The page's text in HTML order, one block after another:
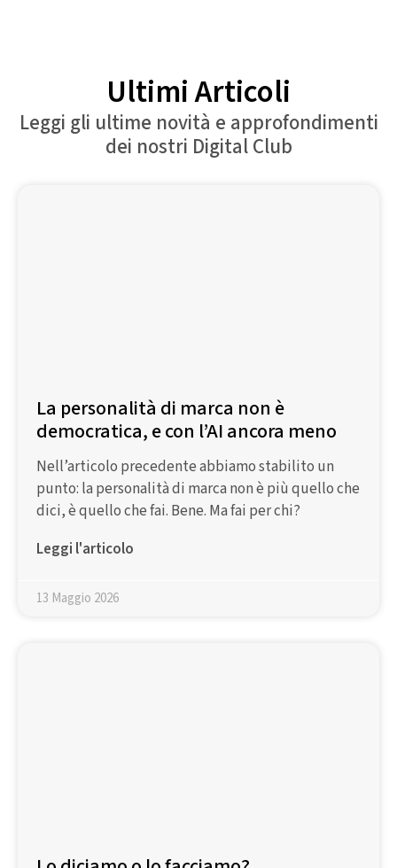
Ultimi Articoli
Leggi gli ultime novità e approfondimenti
dei nostri Digital Club
La personalità di marca non è
democratica, e con l’AI ancora meno
Nell’articolo precedente abbiamo stabilito un
punto: la personalità di marca non è più quello che
dici, è quello che fai. Bene. Ma fai per chi?
Leggi l'articolo
13 Maggio 2026